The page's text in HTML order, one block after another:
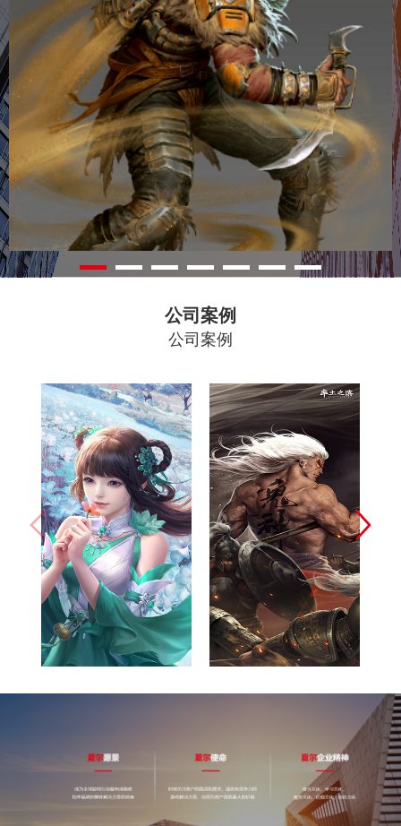
公司案例
公司案例
诛仙
完美世界(北
京)网络技术
有限公司
滨
网易（杭州）
科技有限公司